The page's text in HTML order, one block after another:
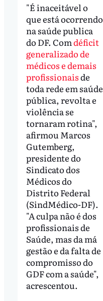
"É inaceitável o
que está ocorrendo
na saúde publica
do DF. Comdéficit
generalizado de
médicos e demais
profissionaisde
toda rede em saúde
pública, revolta e
violência se
tornaram rotina",
afirmou Marcos
Gutemberg,
presidente do
Sindicato dos
Médicos do
Distrito Federal
(SindMédico-DF).
"A culpa não é dos
profissionais de
Saúde, mas da má
gestão e da falta de
compromisso do
GDF com a saúde",
acrescentou.